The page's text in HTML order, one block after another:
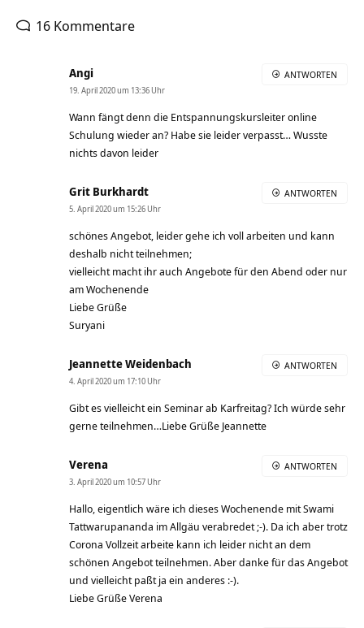
16 Kommentare
Angi
19. April 2020 um 13:36 Uhr
Wann fängt denn die Entspannungskursleiter online
Schulung wieder an? Habe sie leider verpasst… Wusste
nichts davon leider
ANTWORTEN
Grit Burkhardt
5. April 2020 um 15:26 Uhr
schönes Angebot, leider gehe ich voll arbeiten und kann
deshalb nicht teilnehmen;
vielleicht macht ihr auch Angebote für den Abend oder nur
am Wochenende
Liebe Grüße
Suryani
ANTWORTEN
Jeannette Weidenbach
4. April 2020 um 17:10 Uhr
Gibt es vielleicht ein Seminar ab Karfreitag? Ich würde sehr
gerne teilnehmen…Liebe Grüße Jeannette
ANTWORTEN
Verena
3. April 2020 um 10:57 Uhr
Hallo, eigentlich wäre ich dieses Wochenende mit Swami
Tattwarupananda im Allgäu verabredet ;-). Da ich aber trotz
Corona Vollzeit arbeite kann ich leider nicht an dem
schönen Angebot teilnehmen. Aber danke für das Angebot
und vielleicht paßt ja ein anderes :-).
Liebe Grüße Verena
ANTWORTEN